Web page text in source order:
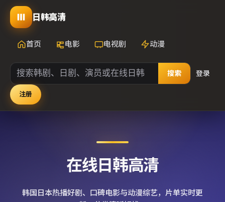
日韩高清
首页 电影 电视剧 动漫
搜索 登录
注册
在线日韩高清
韩国日本热播好剧、口碑电影与动漫综艺，片单实时更